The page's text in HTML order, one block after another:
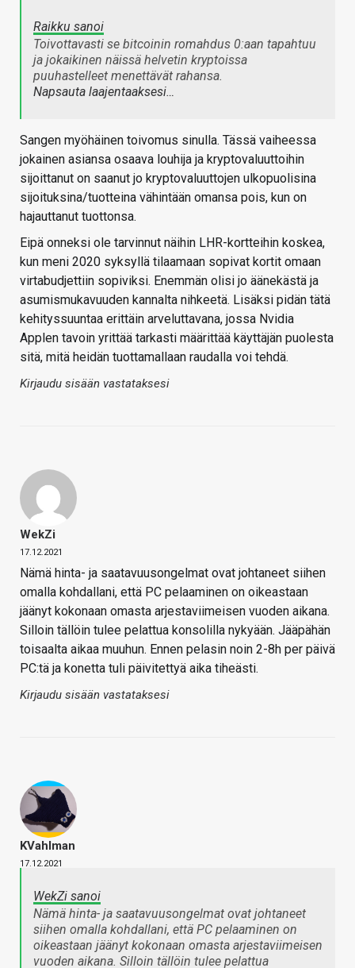
Raikku sanoi
Toivottavasti se bitcoinin romahdus 0:aan tapahtuu
ja jokaikinen näissä helvetin kryptoissa
puuhastelleet menettävät rahansa.
Napsauta laajentaaksesi…
Sangen myöhäinen toivomus sinulla. Tässä vaiheessa
jokainen asiansa osaava louhija ja kryptovaluuttoihin
sijoittanut on saanut jo kryptovaluuttojen ulkopuolisina
sijoituksina/tuotteina vähintään omansa pois, kun on
hajauttanut tuottonsa.
Eipä onneksi ole tarvinnut näihin LHR-kortteihin koskea,
kun meni 2020 syksyllä tilaamaan sopivat kortit omaan
virtabudjettiin sopiviksi. Enemmän olisi jo äänekästä ja
asumismukavuuden kannalta nihkeetä. Lisäksi pidän tätä
kehityssuuntaa erittäin arveluttavana, jossa Nvidia
Applen tavoin yrittää tarkasti määrittää käyttäjän puolesta
sitä, mitä heidän tuottamallaan raudalla voi tehdä.
Kirjaudu sisään vastataksesi
WekZi
17.12.2021
Nämä hinta- ja saatavuusongelmat ovat johtaneet siihen
omalla kohdallani, että PC pelaaminen on oikeastaan
jäänyt kokonaan omasta arjestaviimeisen vuoden aikana.
Silloin tällöin tulee pelattua konsolilla nykyään. Jääpähän
toisaalta aikaa muuhun. Ennen pelasin noin 2-8h per päivä
PC:tä ja konetta tuli päivitettyä aika tiheästi.
Kirjaudu sisään vastataksesi
KVahlman
17.12.2021
WekZi sanoi
Nämä hinta- ja saatavuusongelmat ovat johtaneet
siihen omalla kohdallani, että PC pelaaminen on
oikeastaan jäänyt kokonaan omasta arjestaviimeisen
vuoden aikana. Silloin tällöin tulee pelattua